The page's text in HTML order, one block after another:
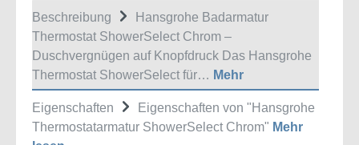
Beschreibung
Hansgrohe Badarmatur
Thermostat ShowerSelect Chrom –
Duschvergnügen auf Knopfdruck Das Hansgrohe
Thermostat ShowerSelect für… Mehr
Eigenschaften
Eigenschaften von "Hansgrohe
Thermostatarmatur ShowerSelect Chrom" Mehr